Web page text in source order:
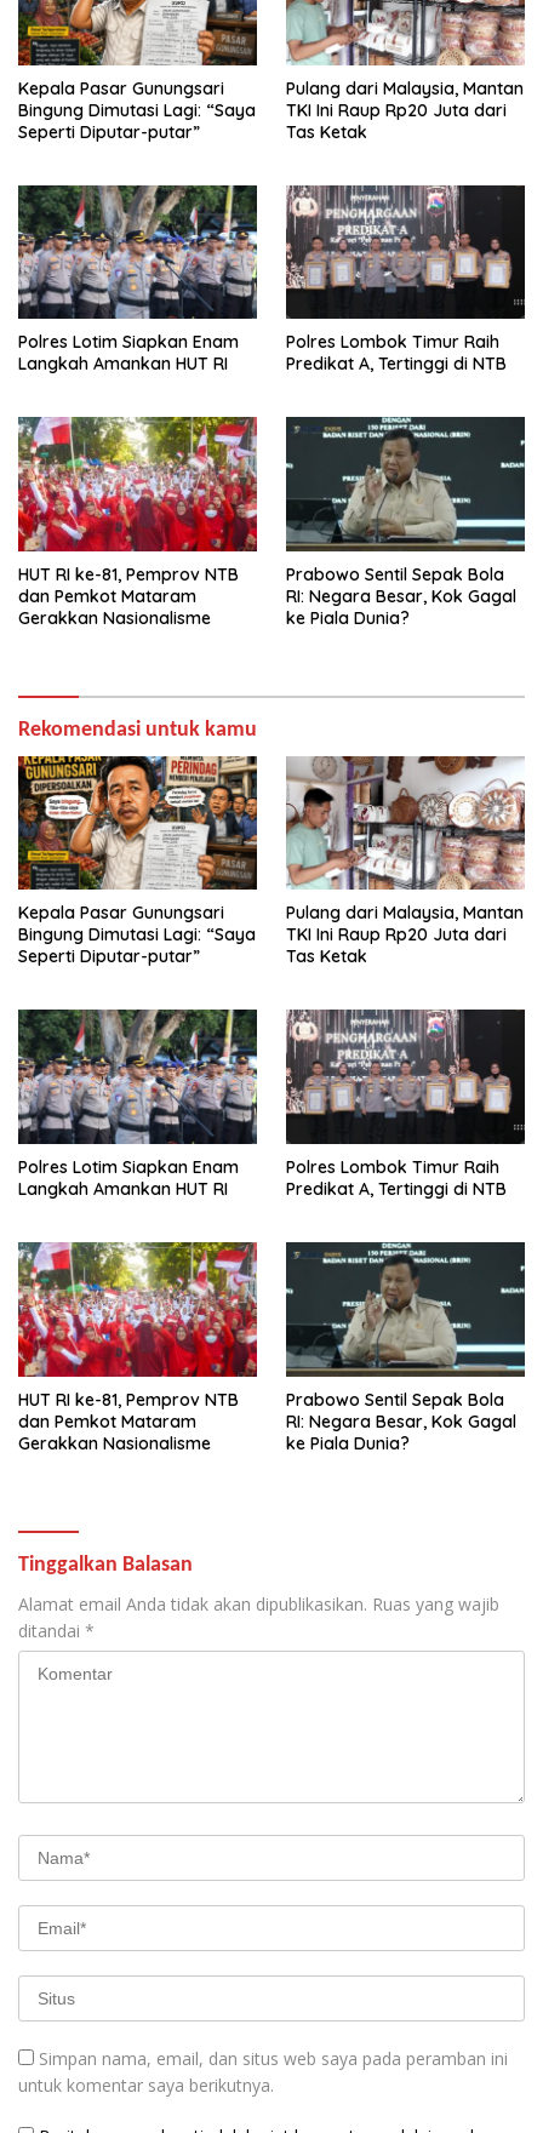
Kepala Pasar Gunungsari
Bingung Dimutasi Lagi: “Saya
Seperti Diputar-putar”
Pulang dari Malaysia, Mantan
TKI Ini Raup Rp20 Juta dari
Tas Ketak
Polres Lotim Siapkan Enam
Langkah Amankan HUT RI
Polres Lombok Timur Raih
Predikat A, Tertinggi di NTB
HUT RI ke-81, Pemprov NTB
dan Pemkot Mataram
Gerakkan Nasionalisme
Prabowo Sentil Sepak Bola
RI: Negara Besar, Kok Gagal
ke Piala Dunia?
Rekomendasi untuk kamu
Kepala Pasar Gunungsari
Bingung Dimutasi Lagi: “Saya
Seperti Diputar-putar”
Pulang dari Malaysia, Mantan
TKI Ini Raup Rp20 Juta dari
Tas Ketak
Polres Lotim Siapkan Enam
Langkah Amankan HUT RI
Polres Lombok Timur Raih
Predikat A, Tertinggi di NTB
HUT RI ke-81, Pemprov NTB
dan Pemkot Mataram
Gerakkan Nasionalisme
Prabowo Sentil Sepak Bola
RI: Negara Besar, Kok Gagal
ke Piala Dunia?
Tinggalkan Balasan
Alamat email Anda tidak akan dipublikasikan. Ruas yang wajib
ditandai *
Simpan nama, email, dan situs web saya pada peramban ini
untuk komentar saya berikutnya.